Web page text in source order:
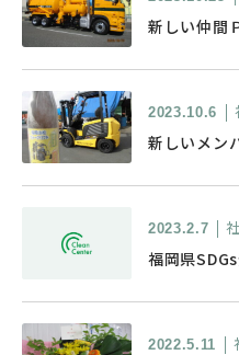
新しい仲間
2023.10.6
新しいメン
2023.2.7
福岡県
2022.5.11